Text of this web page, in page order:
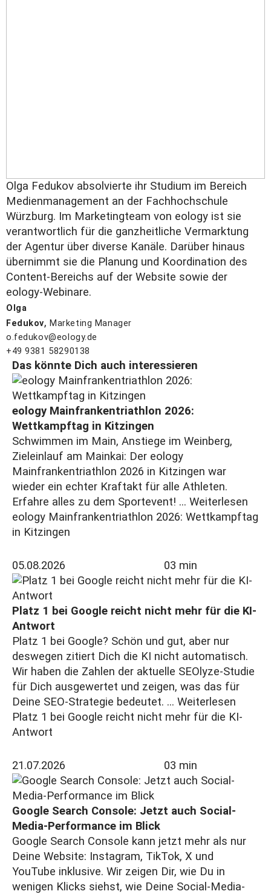
Olga Fedukov absolvierte ihr Studium im Bereich
Medienmanagement an der Fachhochschule
Würzburg. Im Marketingteam von eology ist sie
verantwortlich für die ganzheitliche Vermarktung
der Agentur über diverse Kanäle. Darüber hinaus
übernimmt sie die Planung und Koordination des
Content-Bereichs auf der Website sowie der
eology-Webinare.
Olga
Fedukov,Marketing Manager
o.fedukov@eology.de
+49 9381 58290138
Das könnte Dich auch interessieren
eology Mainfrankentriathlon 2026:
Wettkampftag in Kitzingen
Schwimmen im Main, Anstiege im Weinberg,
Zieleinlauf am Mainkai: Der eology
Mainfrankentriathlon 2026 in Kitzingen war
wieder ein echter Kraftakt für alle Athleten.
Erfahre alles zu dem Sportevent! ... Weiterlesen
eology Mainfrankentriathlon 2026: Wettkampftag
in Kitzingen
05.08.2026 03 min
Platz 1 bei Google reicht nicht mehr für die KI-
Antwort
Platz 1 bei Google? Schön und gut, aber nur
deswegen zitiert Dich die KI nicht automatisch.
Wir haben die Zahlen der aktuelle SEOlyze-Studie
für Dich ausgewertet und zeigen, was das für
Deine SEO-Strategie bedeutet. ... Weiterlesen
Platz 1 bei Google reicht nicht mehr für die KI-
Antwort
21.07.2026 03 min
Google Search Console: Jetzt auch Social-
Media-Performance im Blick
Google Search Console kann jetzt mehr als nur
Deine Website: Instagram, TikTok, X und
YouTube inklusive. Wir zeigen Dir, wie Du in
wenigen Klicks siehst, wie Deine Social-Media-